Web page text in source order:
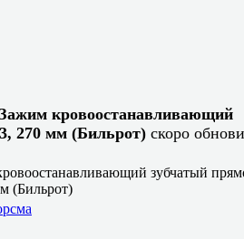
кровоостанавливающий
270 мм (Бильрот) скоро
зубчатый
(Бильрот)